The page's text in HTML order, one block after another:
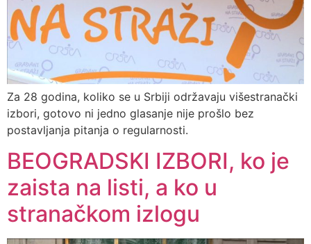
Za 28 godina, koliko se u Srbiji održavaju višestranački
izbori, gotovo ni jedno glasanje nije prošlo bez
postavljanja pitanja o regularnosti.
BEOGRADSKI IZBORI, ko je
zaista na listi, a ko u
stranačkom izlogu